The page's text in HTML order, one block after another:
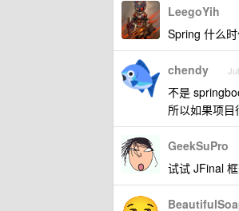
LeegoYih
Spring 什么
chendy
不是
所以如果项
GeekSuPro
试试 JFinal 框